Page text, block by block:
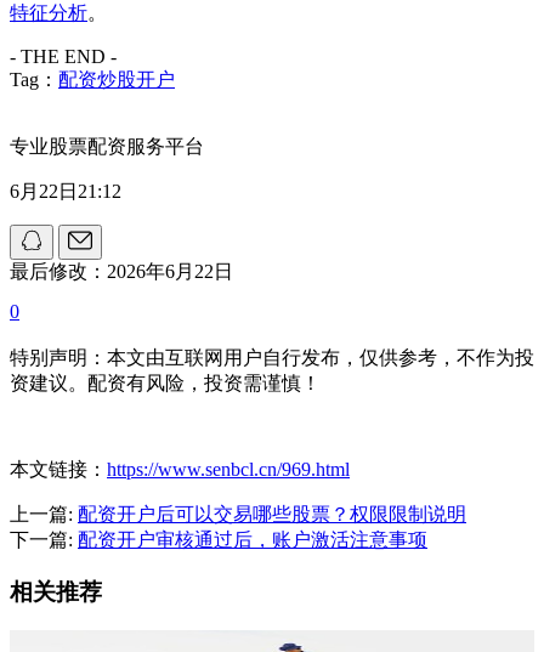
特征分析。
- THE END -
Tag： 配资炒股开户
专业股票配资服务平台
6月22日21:12
最后修改：2026年6月22日
0
特别声明：本文由互联网用户自行发布，仅供参考，不作为投
资建议。配资有风险，投资需谨慎！
本文链接： https://www.senbcl.cn/969.html
上一篇: 配资开户后可以交易哪些股票？权限限制说明
下一篇: 配资开户审核通过后，账户激活注意事项
相关推荐